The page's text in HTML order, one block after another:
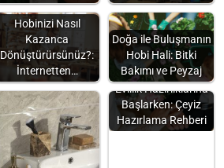
Hobinizi Nasıl
Kazanca
Dönüştürürsünüz?:
İnternetten…
Doğa ile Buluşmanın
Hobi Hali: Bitki
Bakımı ve Peyzaj
Evlilik Hazırlıklarına
Başlarken: Çeyiz
Hazırlama Rehberi